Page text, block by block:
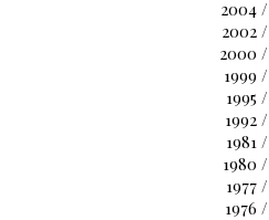
2004 /
2002 /
2000 /
1999 /
1995 /
1992 /
1981 /
1980 /
1977 /
1976 /